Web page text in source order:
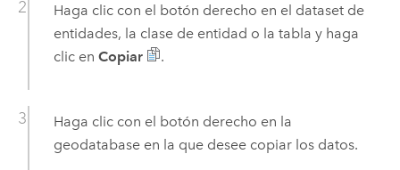
Haga clic con el botón derecho en el dataset de
entidades, la clase de entidad o la tabla y haga
clic en Copiar .
Haga clic con el botón derecho en la
geodatabase en la que desee copiar los datos.